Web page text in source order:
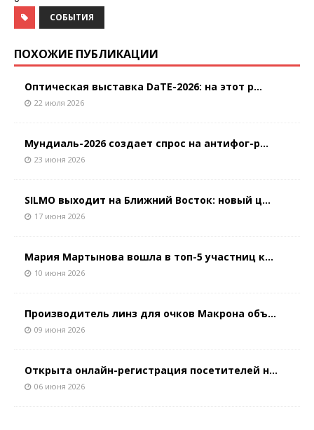
СОБЫТИЯ
ПОХОЖИЕ ПУБЛИКАЦИИ
Оптическая выставка DaTE-2026: на этот р...
22 июля 2026
Мундиаль-2026 создает спрос на антифог-р...
23 июня 2026
SILMO выходит на Ближний Восток: новый ц...
17 июня 2026
Мария Мартынова вошла в топ-5 участниц к...
10 июня 2026
Производитель линз для очков Макрона объ...
09 июня 2026
Открыта онлайн-регистрация посетителей н...
06 июня 2026